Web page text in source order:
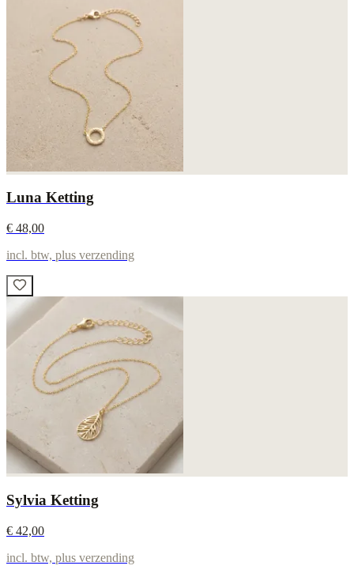
Luna Ketting
€ 48,00
incl. btw, plus verzending
Sylvia Ketting
€ 42,00
incl. btw, plus verzending